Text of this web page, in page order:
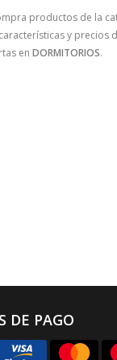
productos de la
y precios
en DORMITORIOS.
DE PAGO